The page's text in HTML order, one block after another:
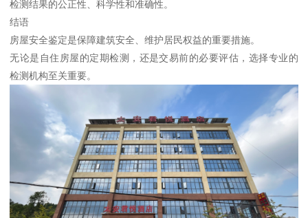
检测结果的公正性、科学性和准确性。
结语
房屋安全鉴定是保障建筑安全、维护居民权益的重要措施。
无论是自住房屋的定期检测，还是交易前的必要评估，选择专业的
检测机构至关重要。